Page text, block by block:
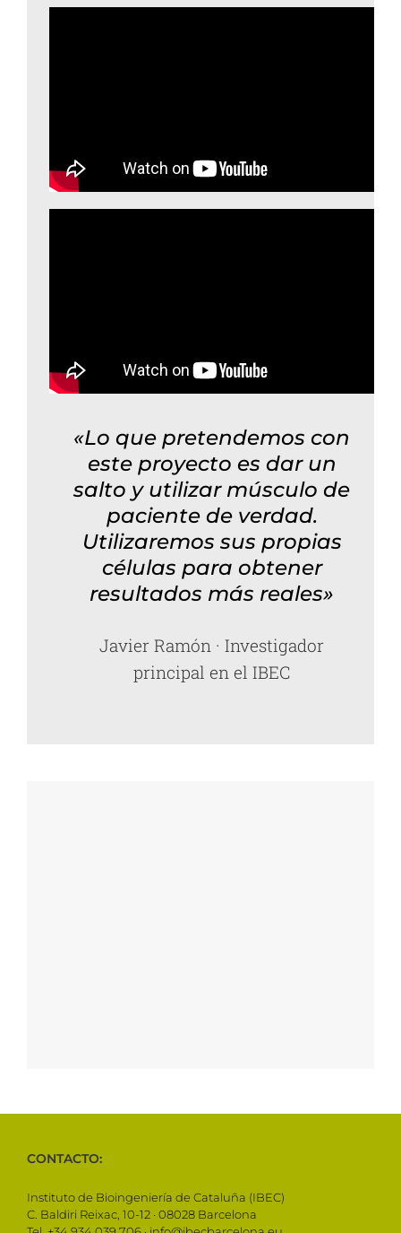
«Lo que pretendemos con
este proyecto es dar un
salto y utilizar músculo de
paciente de verdad.
Utilizaremos sus propias
células para obtener
resultados más reales»
Javier Ramón · Investigador
principal en el IBEC
CONTACTO:
Instituto de Bioingeniería de Cataluña (IBEC)
C. Baldiri Reixac, 10-12 · 08028 Barcelona